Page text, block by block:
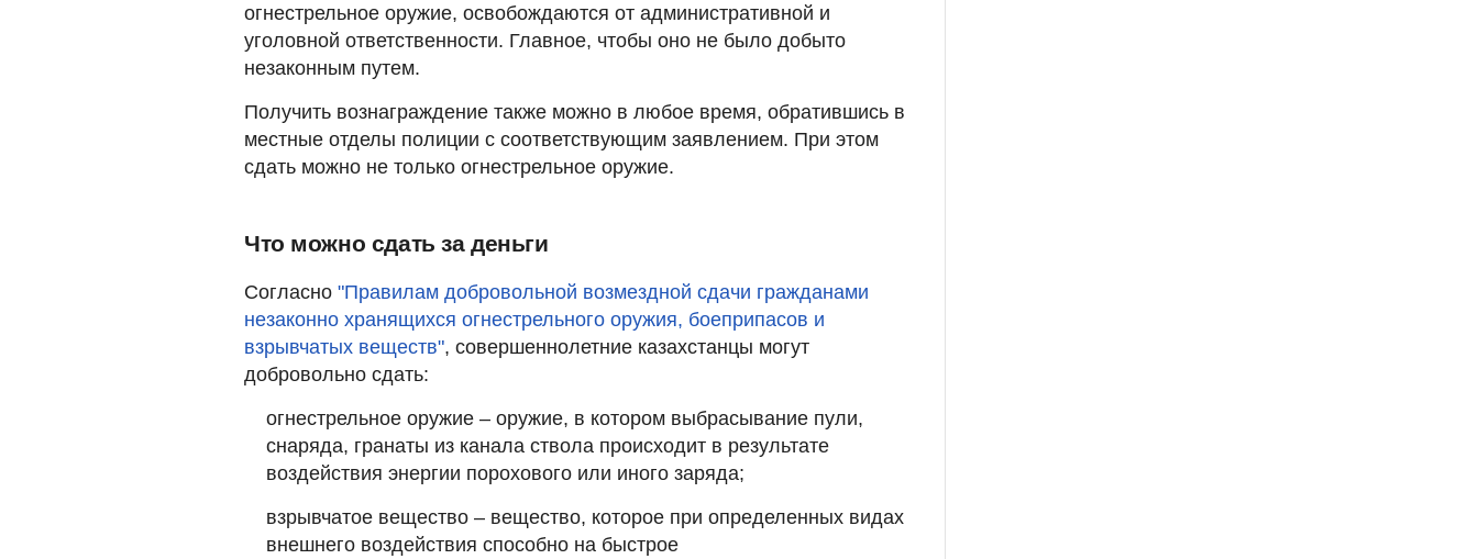
огнестрельное оружие, освобождаются от административной и
уголовной ответственности. Главное, чтобы оно не было добыто
незаконным путем.
Получить вознаграждение также можно в любое время, обратившись в
местные отделы полиции с соответствующим заявлением. При этом
сдать можно не только огнестрельное оружие.
Что можно сдать за деньги
Согласно "Правилам добровольной возмездной сдачи гражданами
незаконно хранящихся огнестрельного оружия, боеприпасов и
взрывчатых веществ", совершеннолетние казахстанцы могут
добровольно сдать:
огнестрельное оружие – оружие, в котором выбрасывание пули,
снаряда, гранаты из канала ствола происходит в результате
воздействия энергии порохового или иного заряда;
взрывчатое вещество – вещество, которое при определенных видах
внешнего воздействия способно на быстрое